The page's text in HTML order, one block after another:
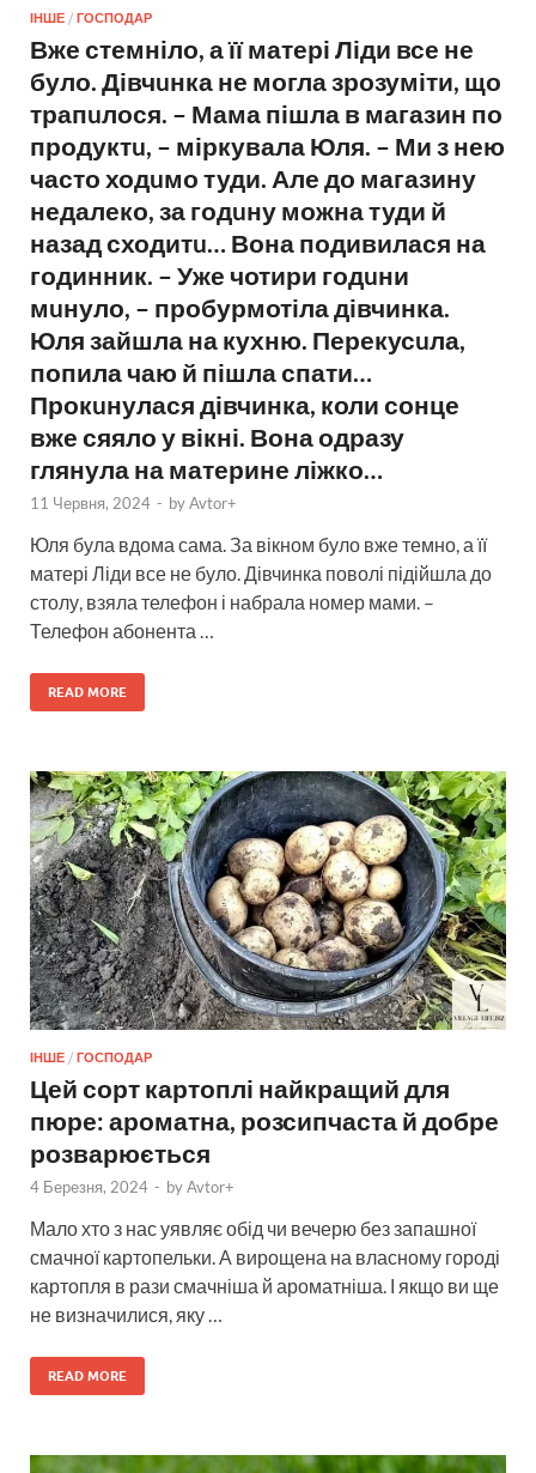
ІНШЕ / ГОСПОДАР
Вже стемніло, а її матері Ліди все не
було. Дівчuнка не могла зрозуміти, що
трапuлося. – Мама пішла в магазин по
продуктu, – міркувала Юля. – Ми з нею
часто ходuмо туди. Але до магазину
недалеко, за годuну можна туди й
назад сходитu… Вона подивилася на
годинник. – Уже чотири годuни
мuнуло, – пробурмотіла дівчинка.
Юля зайшла на кухню. Перекусuла,
попила чаю й пішла спати…
Прокuнулася дівчинка, коли сонце
вже сяяло у вікні. Вона одразу
глянула на материне ліжко…
11 Червня, 2024 - byAvtor+
Юля була вдома сама. За вікном було вже темно, а її
матері Ліди все не було. Дівчинка поволі підійшла до
столу, взяла телефон і набрала номер мами. –
Телефон абонента …
READ MORE
ІНШЕ / ГОСПОДАР
Цей сорт картоплі найкращий для
пюре: ароматна, розсипчаста й добре
розварюється
4 Березня, 2024 - byAvtor+
Мало хто з нас уявляє обід чи вечерю без запашної
смачної картопельки. А вирощена на власному городі
картопля в рази смачніша й ароматніша. І якщо ви ще
не визначилися, яку …
READ MORE